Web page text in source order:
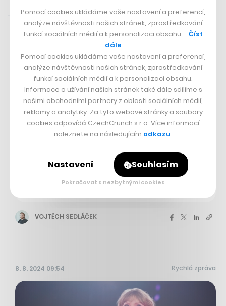
8. 8. 2024 10:08
Welcome pamlsek a profesionální
venčení. Na dovolenou k moři či do
hor lze vyrazit i se psem a kočkou
VOJTĚCH SEDLÁČEK
8. 8. 2024 09:54 Rychlá zpráva
Pomocí cookies ukládáme vaše nastavení a preferencí,
analýze návštěvnosti našich stránek, zprostředkování
funkcí sociálních médií a k personalizaci obsahu … Číst
dále
Pomocí cookies ukládáme vaše nastavení a preferencí,
analýze návštěvnosti našich stránek, zprostředkování
funkcí sociálních médií a k personalizaci obsahu.
Informace o užívání našich stránek také dále sdílíme s
našimi obchodními partnery z oblasti sociálních médií,
reklamy a analytiky. Za tyto webové stránky a soubory
cookies odpovídá CzechCrunch s.r.o. Více informací
naleznete na následujícím odkazu.
Nastavení Souhlasím
Pokračovat s nezbytnými cookies